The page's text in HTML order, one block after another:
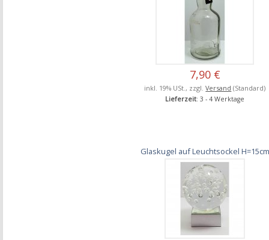
7,90 €
inkl. 19% USt., zzgl.Versand (Standard)
Lieferzeit: 3 - 4 Werktage
Glaskugel auf Leuchtsockel H=15cm